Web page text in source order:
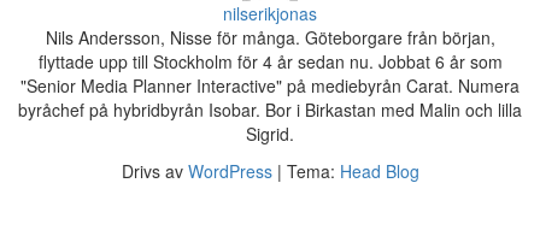
nilserikjonas
Nils Andersson, Nisse för många. Göteborgare från början,
flyttade upp till Stockholm för 4 år sedan nu. Jobbat 6 år som
"Senior Media Planner Interactive" på mediebyrån Carat. Numera
byråchef på hybridbyrån Isobar. Bor i Birkastan med Malin och lilla
Sigrid.
Drivs av WordPress | Tema: Head Blog